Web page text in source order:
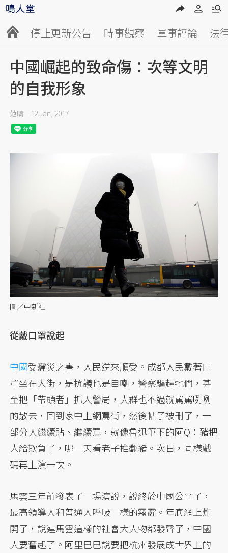
停止更新公告 時事觀察 軍事評論 法
中國崛起的致命傷：次等文明
的自我形象
范疇 12 Jan, 2017
圖／中新社
從戴口罩說起
中國受霾災之害，人民逆來順受。成都人民戴著口
罩坐在大街，是抗議也是自嘲，警察驅趕牠們，甚
至把「帶頭者」抓入警局，人群也不過就罵罵咧咧
的散去，回到家中上網罵街，然後帖子被刪了，一
部分人繼續貼、繼續罵，就像魯迅筆下的阿Q：豬把
人給欺負了，哪一天看老子推翻豬。次日，同樣戲
碼再上演一次。
馬雲三年前發表了一場演說，說終於中國公平了，
最高領導人和普通人呼吸一樣的霧霾。年底網上炸
開了，說連馬雲這樣的社會大人物都發聲了，中國
人要奮起了。阿里巴巴說要把杭州發展成世界上的